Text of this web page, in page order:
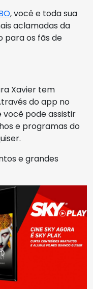
, você e toda sua
aclamadas da
para os fãs de
Xavier tem
do app no
você pode assistir
e programas do
e grandes